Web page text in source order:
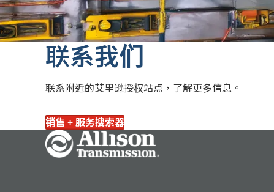
联系我们
联系附近的艾里逊授权站点，了解更多信息。
销售 + 服务搜索器
Go Home